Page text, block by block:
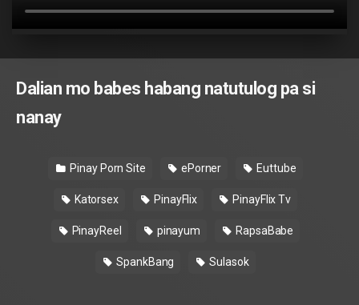
Dalian mo babes habang natutulog pa si
nanay
Pinay Porn Site ePorner Euttube
Katorsex PinayFlix PinayFlix Tv
PinayReel pinayum RapsaBabe
SpankBang Sulasok